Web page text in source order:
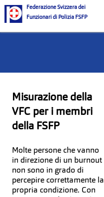
Federazione Svizzera dei
Funzionari di Polizia FSFP
Misurazione della
VFC per i membri
della FSFP
Molte persone che vanno
in direzione di un burnout
non sono in grado di
percepire correttamente la
propria condizione. Con